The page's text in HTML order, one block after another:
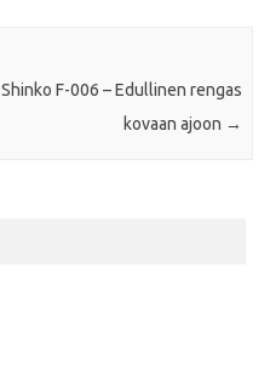
Shinko F-006 – Edullinen rengas
kovaan ajoon →